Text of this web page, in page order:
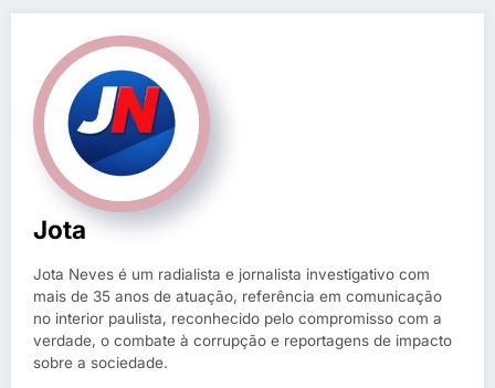
Jota
Jota Neves é um radialista e jornalista investigativo com
mais de 35 anos de atuação, referência em comunicação
no interior paulista, reconhecido pelo compromisso com a
verdade, o combate à corrupção e reportagens de impacto
sobre a sociedade.